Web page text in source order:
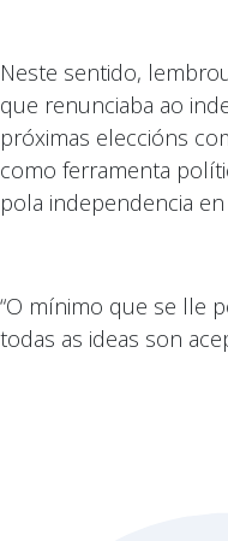
Neste sentido,
que renunciaba ao
próximas eleccións
como ferramenta
pola independencia
“O mínimo que se lle
todas as ideas son